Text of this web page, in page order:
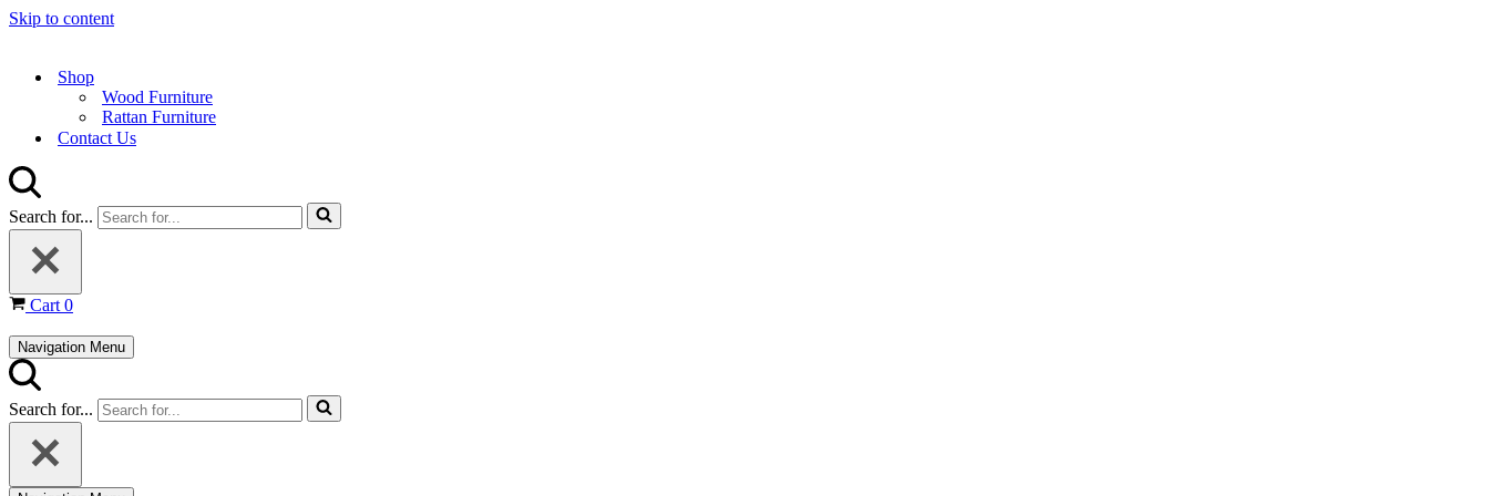
Skip to content
Shop
Wood Furniture
Rattan Furniture
Contact Us
Search for...
Cart 0
Navigation Menu
Search for...